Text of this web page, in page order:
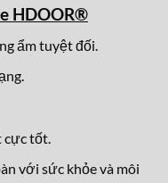
HDOOR®
ẩm tuyệt đối.
cực tốt.
với sức khỏe và môi